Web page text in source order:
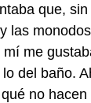
que,
las
me
del baño.
no